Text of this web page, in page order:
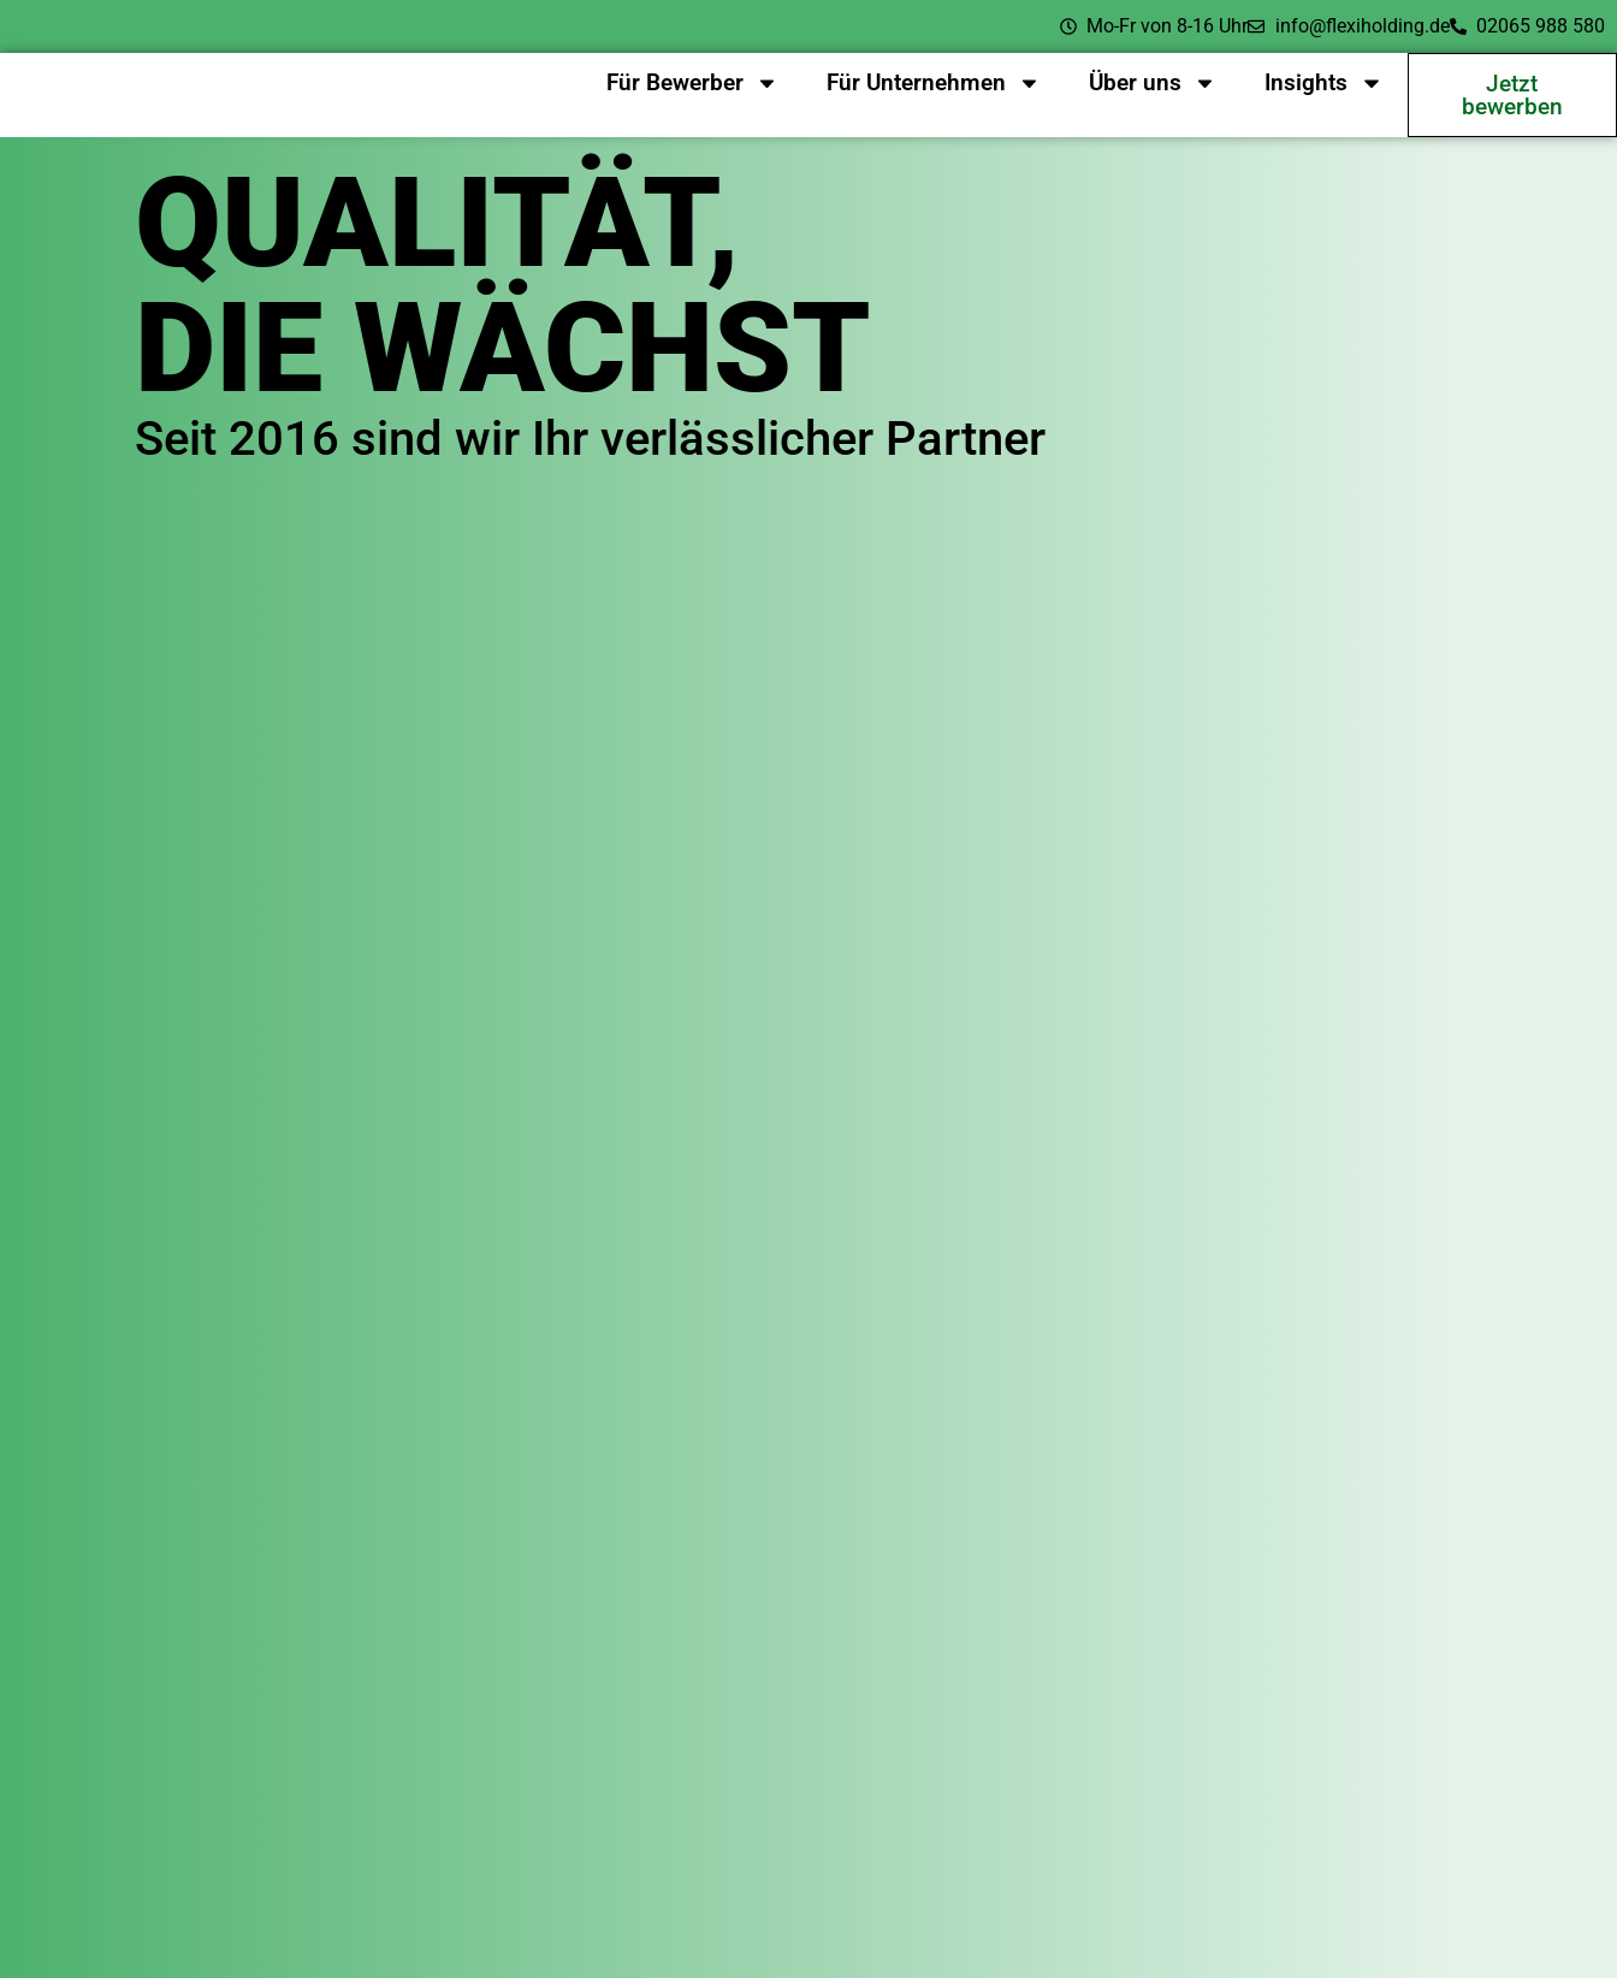
Mo-Fr von 8-16 Uhr info@flexiholding.de 02065 988 580
Für Bewerber Für Unternehmen Über uns Insights
Jetzt
bewerben
QUALITÄT,
DIE WÄCHST
Seit 2016 sind wir Ihr verlässlicher Partner